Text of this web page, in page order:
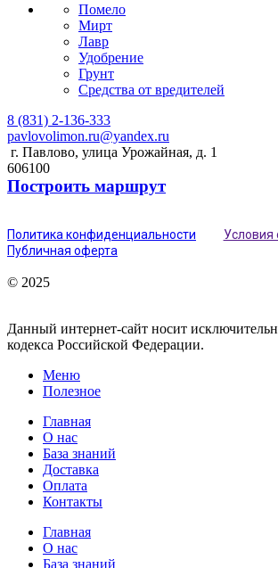
Помело
Мирт
Лавр
Удобрение
Грунт
Средства от вредителей
8 (831) 2-136-333
pavlovolimon.ru@yandex.ru
г. Павлово, улица Урожайная, д. 1
606100
Построить маршрут
Политика конфиденциальности Условия
Публичная оферта
© 2025
Данный интернет-сайт носит
кодекса Российской Федерации.
Меню
Полезное
Главная
О нас
База знаний
Доставка
Оплата
Контакты
Главная
О нас
База знаний